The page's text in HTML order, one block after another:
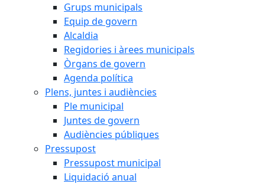
Grups municipals
Equip de govern
Alcaldia
Regidories i àrees municipals
Òrgans de govern
Agenda política
Plens, juntes i audiències
Ple municipal
Juntes de govern
Audiències públiques
Pressupost
Pressupost municipal
Liquidació anual